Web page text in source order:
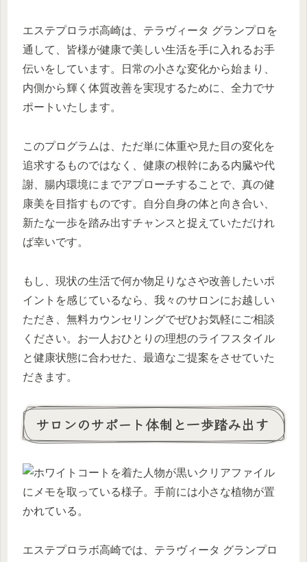
エステプロラボ高崎は、テラヴィータ グランプロを
通して、皆様が健康で美しい生活を手に入れるお手
伝いをしています。日常の小さな変化から始まり、
内側から輝く体質改善を実現するために、全力でサ
ポートいたします。
このプログラムは、ただ単に体重や見た目の変化を
追求するものではなく、健康の根幹にある内臓や代
謝、腸内環境にまでアプローチすることで、真の健
康美を目指すものです。自分自身の体と向き合い、
新たな一歩を踏み出すチャンスと捉えていただけれ
ば幸いです。
もし、現状の生活で何か物足りなさや改善したいポ
イントを感じているなら、我々のサロンにお越しい
ただき、無料カウンセリングでぜひお気軽にご相談
ください。お一人おひとりの理想のライフスタイル
と健康状態に合わせた、最適なご提案をさせていた
だきます。
サロンのサポート体制と一歩踏み出す
エステプロラボ高崎では、テラヴィータ グランプロ